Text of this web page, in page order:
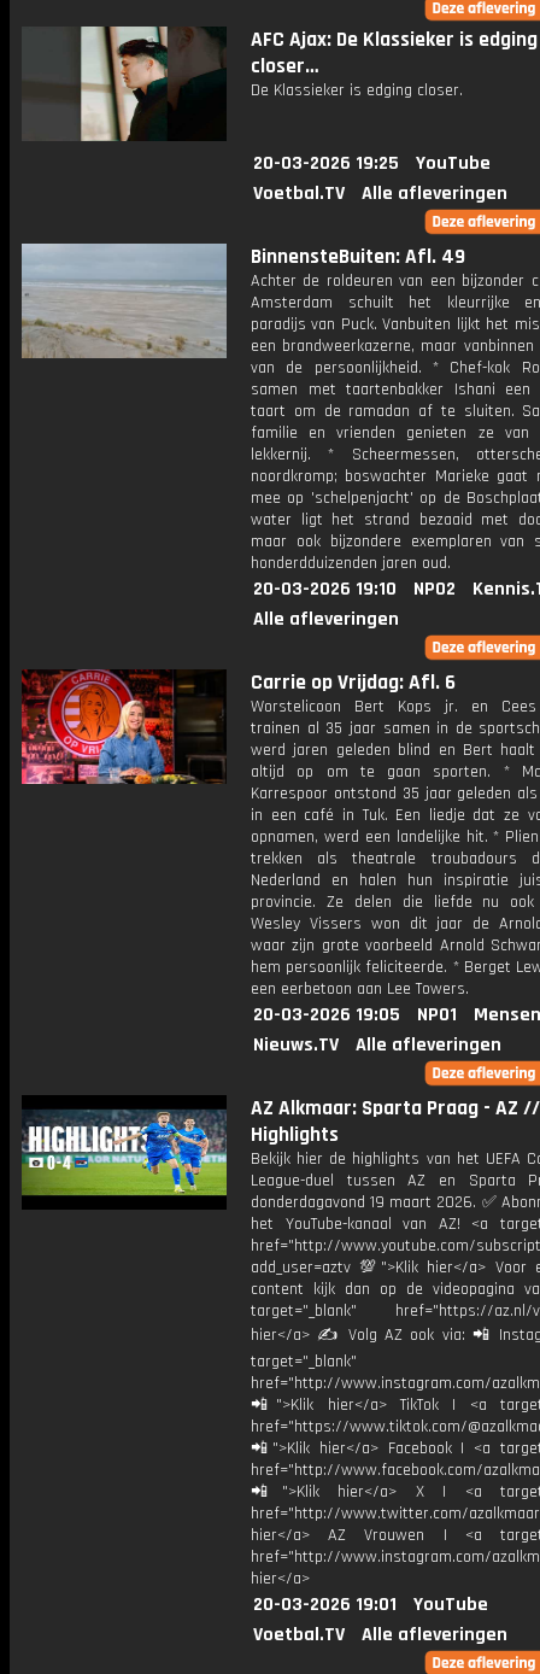
AFC Ajax: De Klassieker is edging
closer…
De Klassieker is edging closer.
20-03-2026 19:25
YouTube
Voetbal.TV
Alle afleveringen
BinnensteBuiten: Afl. 49
Achter de roldeuren van een bijzonder
Amsterdam schuilt het kleurrijke
paradijs van Puck. Vanbuiten lijkt het
een brandweerkazerne, maar
van de persoonlijkheid. * Chef-kok
samen met taartenbakker Ishani een
taart om de ramadan af te sluiten.
familie en vrienden genieten ze van
lekkernij. * Scheermessen,
noordkromp; boswachter Marieke gaat
mee op 'schelpenjacht' op de
water ligt het strand bezaaid met
maar ook bijzondere exemplaren van
honderdduizenden jaren oud.
20-03-2026 19:10 NPO2
Alle afleveringen
Carrie op Vrijdag: Afl. 6
Worstelicoon Bert Kops jr. en Cees
trainen al 35 jaar samen in de
werd jaren geleden blind en Bert
altijd op om te gaan sporten. *
Karrespoor ontstond 35 jaar geleden
in een café in Tuk. Een liedje dat ze
opnamen, werd een landelijke hit. *
trekken als theatrale troubadours
Nederland en halen hun inspiratie
provincie. Ze delen die liefde nu
Wesley Vissers won dit jaar de
waar zijn grote voorbeeld Arnold
hem persoonlijk feliciteerde. * Berget
een eerbetoon aan Lee Towers.
20-03-2026 19:05 NPO1
Nieuws.TV
Alle afleveringen
AZ Alkmaar: Sparta Praag - AZ //
Highlights
Bekijk hier de highlights van het UEFA
League-duel tussen AZ en Sparta
donderdagavond 19 maart 2026. ✅
het YouTube-kanaal van AZ! <a
href="http://www.youtube.com/
add_user=aztv 💯">Klik hier</a> Voor
content kijk dan op de videopagina
target="_blank" href="https://az.nl/
hier</a> ✍ Volg AZ ook via: 📲
target="_blank"
href="http://www.instagram.com/
📲">Klik hier</a> TikTok | <a
href="https://www.tiktok.com/
📲">Klik hier</a> Facebook | <a
href="http://www.facebook.com/
📲">Klik hier</a> X | <a
href="http://www.twitter.com/
hier</a> AZ Vrouwen | <a
href="http://www.instagram.com/
hier</a>
20-03-2026 19:01
YouTube
Voetbal.TV
Alle afleveringen